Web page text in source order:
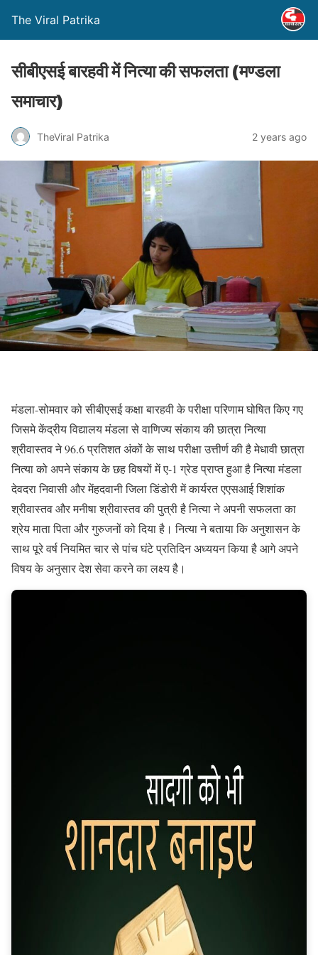
The Viral Patrika
सीबीएसई बारहवी में नित्या की सफलता (मण्‍डला
समाचार)
TheViral Patrika 2 years ago
मंडला-सोमवार को सीबीएसई कक्षा बारहवी के परीक्षा परिणाम घोषित किए गए
जिसमे केंद्रीय विद्यालय मंडला से वाणिज्य संकाय की छात्रा नित्या
श्रीवास्तव ने 96.6 प्रतिशत अंकों के साथ परीक्षा उत्तीर्ण की है मेधावी छात्रा
नित्या को अपने संकाय के छह विषयों में ए-1 ग्रेड प्राप्त हुआ है नित्या मंडला
देवदरा निवासी और मेंहदवानी जिला डिंडोरी में कार्यरत एएसआई शिशांक
श्रीवास्तव और मनीषा श्रीवास्तव की पुत्री है नित्या ने अपनी सफलता का
श्रेय माता पिता और गुरुजनों को दिया है। नित्या ने बताया कि अनुशासन के
साथ पूरे वर्ष नियमित चार से पांच घंटे प्रतिदिन अध्ययन किया है आगे अपने
विषय के अनुसार देश सेवा करने का लक्ष्य है।